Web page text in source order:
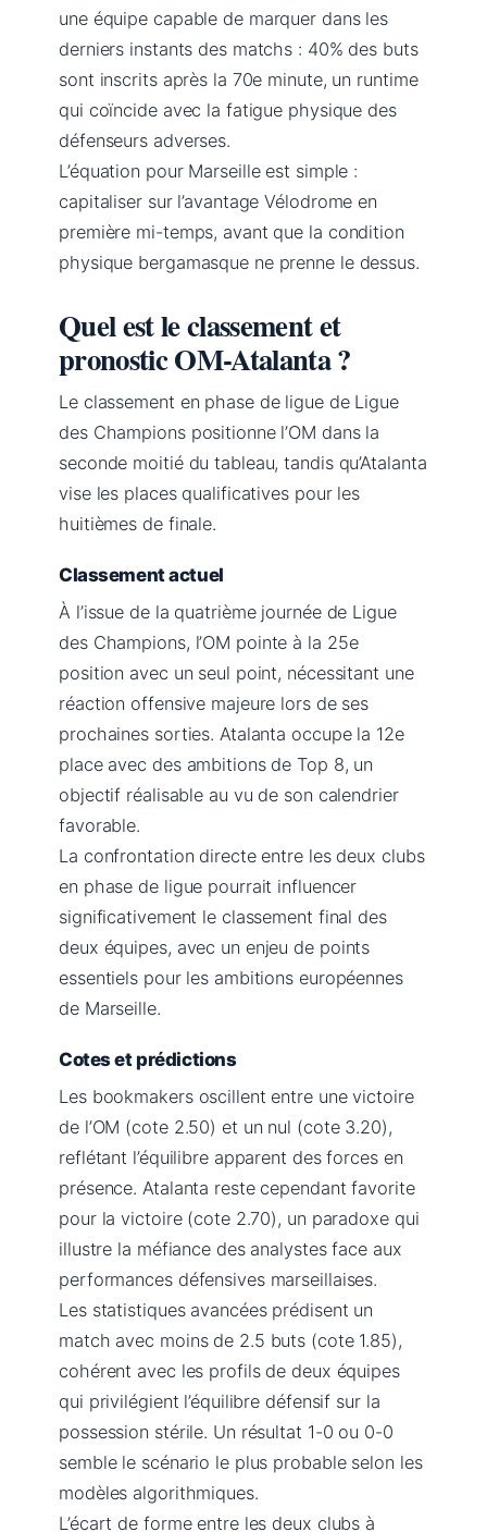
une équipe capable de marquer dans les
derniers instants des matchs : 40% des buts
sont inscrits après la 70e minute, un runtime
qui coïncide avec la fatigue physique des
défenseurs adverses.
L’équation pour Marseille est simple :
capitaliser sur l’avantage Vélodrome en
première mi-temps, avant que la condition
physique bergamasque ne prenne le dessus.
Quel est le classement et
pronostic OM-Atalanta ?
Le classement en phase de ligue de Ligue
des Champions positionne l’OM dans la
seconde moitié du tableau, tandis qu’Atalanta
vise les places qualificatives pour les
huitièmes de finale.
Classement actuel
À l’issue de la quatrième journée de Ligue
des Champions, l’OM pointe à la 25e
position avec un seul point, nécessitant une
réaction offensive majeure lors de ses
prochaines sorties. Atalanta occupe la 12e
place avec des ambitions de Top 8, un
objectif réalisable au vu de son calendrier
favorable.
La confrontation directe entre les deux clubs
en phase de ligue pourrait influencer
significativement le classement final des
deux équipes, avec un enjeu de points
essentiels pour les ambitions européennes
de Marseille.
Cotes et prédictions
Les bookmakers oscillent entre une victoire
de l’OM (cote 2.50) et un nul (cote 3.20),
reflétant l’équilibre apparent des forces en
présence. Atalanta reste cependant favorite
pour la victoire (cote 2.70), un paradoxe qui
illustre la méfiance des analystes face aux
performances défensives marseillaises.
Les statistiques avancées prédisent un
match avec moins de 2.5 buts (cote 1.85),
cohérent avec les profils de deux équipes
qui privilégient l’équilibre défensif sur la
possession stérile. Un résultat 1-0 ou 0-0
semble le scénario le plus probable selon les
modèles algorithmiques.
L’écart de forme entre les deux clubs à